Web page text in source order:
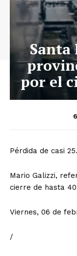
Santa
por el
Pérdida de casi
Mario Galizzi,
cierre de hasta
Viernes, 06 de
/